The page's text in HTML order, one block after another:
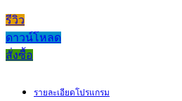
รีวิว
ดาวน์โหลด
สั่งซื้อ
รายละเอียดโปรแกรม